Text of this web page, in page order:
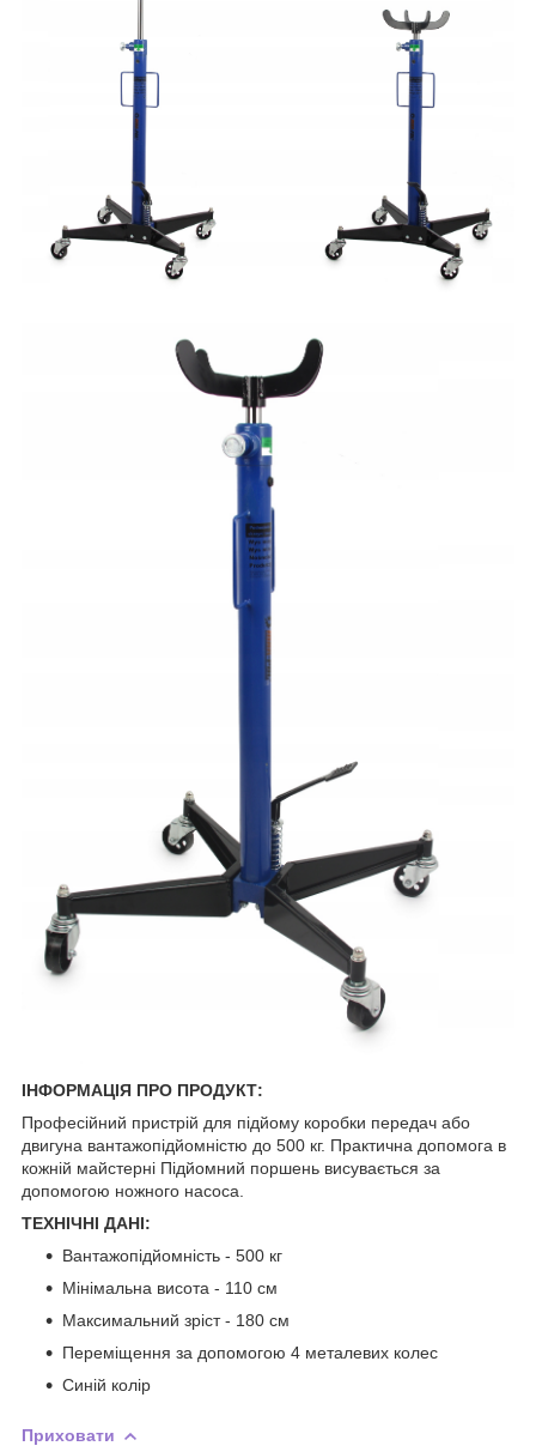
ІНФОРМАЦІЯ ПРО ПРОДУКТ:
Професійний пристрій для підйому коробки передач або
двигуна вантажопідйомністю до 500 кг. Практична допомога в
кожній майстерні Підйомний поршень висувається за
допомогою ножного насоса.
ТЕХНІЧНІ ДАНІ:
Вантажопідйомність - 500 кг
Мінімальна висота - 110 см
Максимальний зріст - 180 см
Переміщення за допомогою 4 металевих колес
Синій колір
Приховати